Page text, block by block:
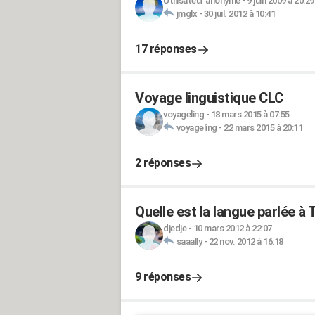
jmglx - 30 juil. 2012 à 10:41
17 réponses
Voyage linguistique CLC
voyageling - 18 mars 2015 à 07:55
voyageling - 22 mars 2015 à 20:11
2 réponses
Quelle est la langue parlée à
djedje- 10 mars 2012 à 22:07
saaally- 22 nov. 2012 à 16:18
9 réponses